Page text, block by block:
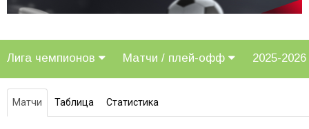
Лига чемпионов Матчи / плей-офф 2025-2026
Матчи Таблица Статистика